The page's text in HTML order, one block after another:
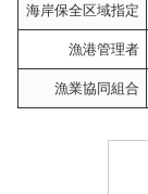
海岸保全区域指定
漁港管理者
漁業協同組合